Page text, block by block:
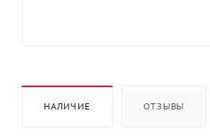
НАЛИЧИЕ ОТЗЫВЫ